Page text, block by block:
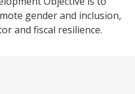
gender and inclusion,
and fiscal resilience.